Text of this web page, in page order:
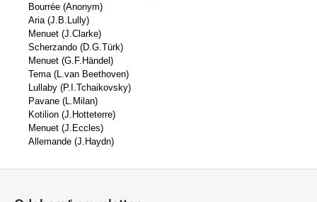
Bourrée (Anonym)
Aria (J.B.Lully)
Menuet (J.Clarke)
Scherzando (D.G.Türk)
Menuet (G.F.Händel)
Tema (L.van Beethoven)
Lullaby (P.I.Tchaikovsky)
Pavane (L.Milan)
Kotilion (J.Hotteterre)
Menuet (J.Eccles)
Allemande (J.Haydn)